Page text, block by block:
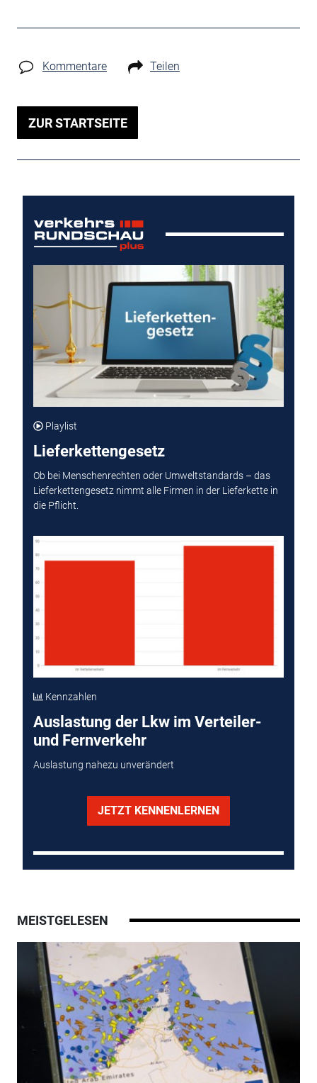
Kommentare Teilen
ZUR STARTSEITE
Playlist
Lieferkettengesetz
Ob bei Menschenrechten oder Umweltstandards – das
Lieferkettengesetz nimmt alle Firmen in der Lieferkette in
die Pflicht.
Kennzahlen
Auslastung der Lkw im Verteiler-
und Fernverkehr
Auslastung nahezu unverändert
JETZT KENNENLERNEN
MEISTGELESEN